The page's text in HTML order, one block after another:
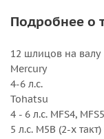
Подробнее о
12 шлицов на валу
Mercury
4-6 л.с.
Tohatsu
4 - 6 л.с. MFS4,
5 л.с. M5B (2-х такт)